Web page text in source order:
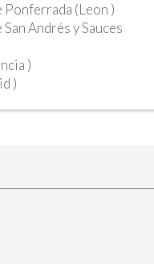
(Leon )
Andrés y Sauces
)
)